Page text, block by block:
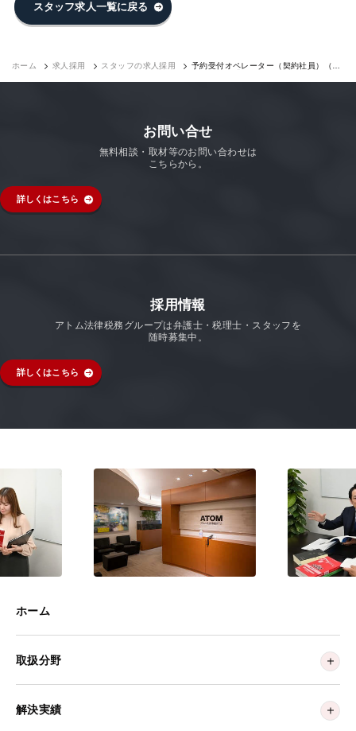
スタッフ求人一覧に戻る
ホーム 求人採用 スタッフの求人採用
予約受付オペレーター（契約社員）（永
お問い合せ
無料相談・取材等のお問い合わせは
こちらから。
詳しくはこちら
採用情報
アトム法律税務グループは弁護士・税理士・スタッフを
随時募集中。
詳しくはこちら
ホーム
取扱分野
解決実績